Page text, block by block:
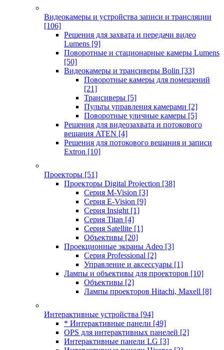
Видеокамеры и устройства записи и трансляции
[106]
Решения для захвата и передачи видео
Lumens [9]
Поворотные и стационарные камеры Lumens
[50]
Видеокамеры и трансиверы Bolin [33]
Поворотные камеры для помещений
[21]
Трансиверы [5]
Пульты управления камерами [2]
Поворотные уличные камеры [5]
Решения для видеозахвата и потокового
вещания ATEN [4]
Решения для потокового вещания и записи
Extron [10]
Проекторы [51]
Проекторы Digital Projection [38]
Серия M-Vision [3]
Серия E-Vision [9]
Серия Insight [1]
Серия Titan [4]
Серия Satellite [1]
Объективы [20]
Проекционные экраны Adeo [3]
Серия Professional [2]
Управление и аксессуары [1]
Лампы и объективы для проекторов [10]
Объективы [2]
Лампы проекторов Hitachi, Maxell [8]
Интерактивные устройства [94]
* Интерактивные панели [49]
OPS для интерактивных панелей [2]
Интерактивные панели LG [3]